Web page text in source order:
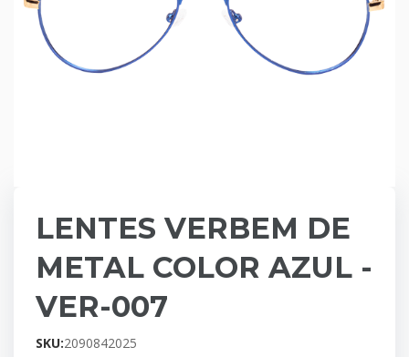
LENTES VERBEM DE
METAL COLOR AZUL -
VER-007
SKU:2090842025